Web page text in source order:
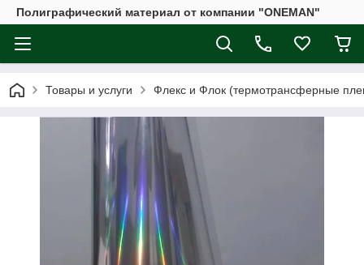
Полиграфический материал от компании "ONEMAN"
Товары и услуги Флекс и Флок (термотрансферные